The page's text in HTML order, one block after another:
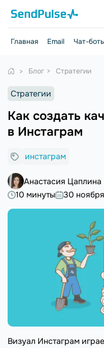
Главная Email Чат-
Блог Стратегии
Стратегии
Как создать
в Инстаграм
инстаграм
Анастасия Цаплина
10 минуты
30
Визуал Инстаграм